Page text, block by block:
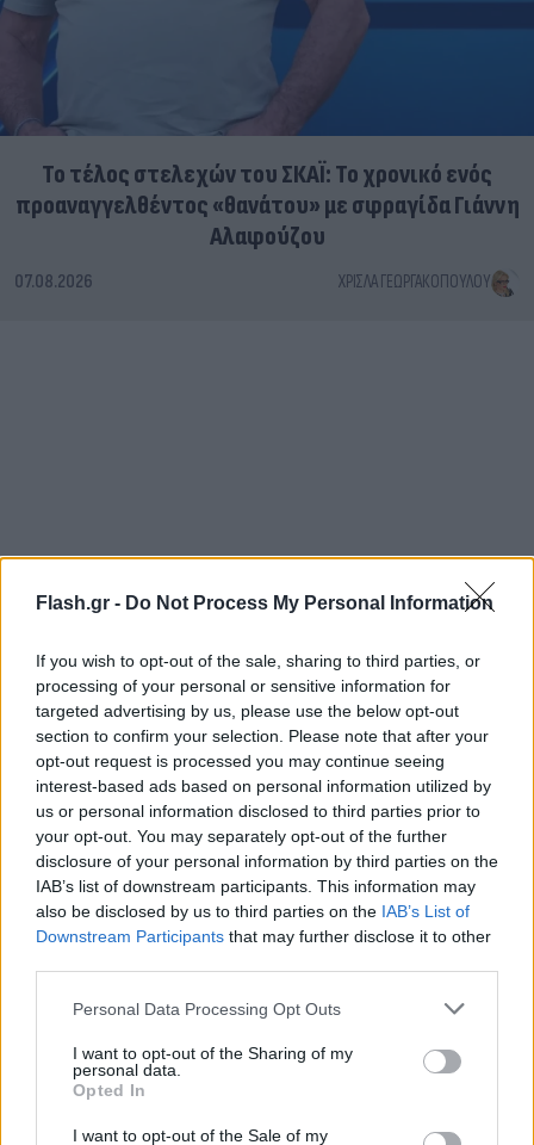
Flash.gr - Do Not Process My Personal Information
If you wish to opt-out of the sale, sharing to third parties, or
processing of your personal or sensitive information for
targeted advertising by us, please use the below opt-out
section to confirm your selection. Please note that after your
opt-out request is processed you may continue seeing
interest-based ads based on personal information utilized by
us or personal information disclosed to third parties prior to
your opt-out. You may separately opt-out of the further
disclosure of your personal information by third parties on the
IAB’s list of downstream participants. This information may
also be disclosed by us to third parties on the IAB’s List of
Downstream Participants that may further disclose it to other
Please note that this website/app uses one or more Google
not limited to your visit or usage behaviour. You may click to
grant or deny consent to Google and its third-party tags to
use your data for below specified purposes in below Google
consent section.
Personal Data Processing Opt Outs
I want to opt-out of the Sharing of my
personal data.
Opted In
I want to opt-out of the Sale of my
Το τέλος στελεχών του ΣΚΑΪ: Το χρονικό ενός
προαναγγελθέντος «θανάτου» με σφραγίδα Γιάννη
Αλαφούζου
07.08.2026 ΧΡΊΣΛΑ ΓΕΩΡΓΑΚΟΠΟΎΛΟΥ